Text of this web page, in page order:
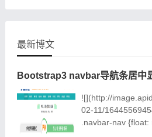
最新博文
Bootstrap3 navbar导航条居中
![](http://
02-11/
.navbar-nav